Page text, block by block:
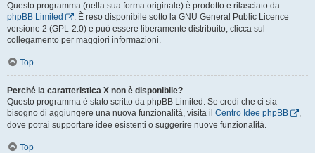
Questo programma (nella sua forma originale) è prodotto e rilasciato da
phpBB Limited
. È reso disponibile sotto la GNU General Public Licence
versione 2 (GPL-2.0) e può essere liberamente distribuito; clicca sul
collegamento per maggiori informazioni.
Top
Perché la caratteristica X non è disponibile?
Questo programma è stato scritto da phpBB Limited. Se credi che ci sia
bisogno di aggiungere una nuova funzionalità, visita il Centro Idee phpBB
,
dove potrai supportare idee esistenti o suggerire nuove funzionalità.
Top